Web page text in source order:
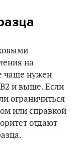
на
чаще нужен
и выше. Если
ограничиться
или справкой
отдают